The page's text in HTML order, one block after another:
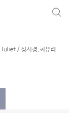
/ 성시경,최유리